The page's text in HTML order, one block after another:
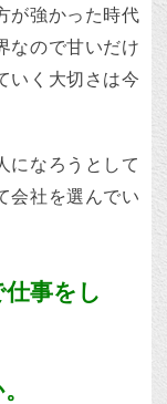
が強かった時代
なので甘いだけ
いく大切さは今
になろうとして
会社を選んでい
事をし